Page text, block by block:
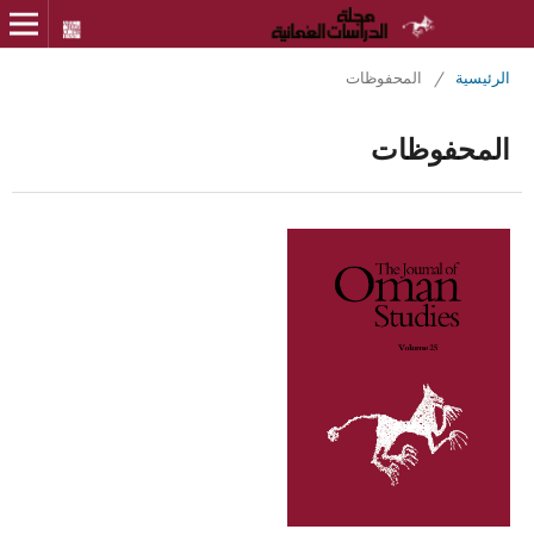
الرئيسية / المحفوظات
المحفوظات